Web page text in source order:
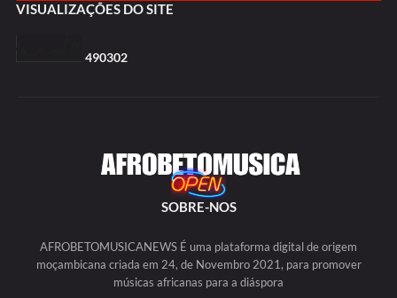
VISUALIZAÇÕES DO SITE
490302
SOBRE-NOS
AFROBETOMUSICANEWS É uma plataforma digital de origem
moçambicana criada em 24, de Novembro 2021, para promover
músicas africanas para a diáspora